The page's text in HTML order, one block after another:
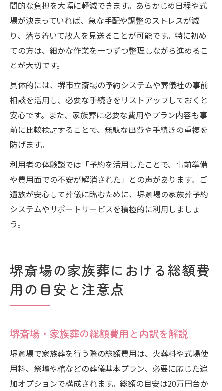
間的な負担を大幅に軽減できます。あらかじめ日程や式
場が決まっていれば、急な手配や調整のストレスが減
り、落ち着いて故人を見送ることが可能です。特に初め
ての方は、細かな作業を一つずつ整理しながら進めるこ
とが大切です。
具体的には、堺市立斎場の予約システムや葬儀社の事前
相談を活用し、必要な手続きをリストアップしておくと
安心です。また、家族葬に必要な費用やプラン内容も事
前に比較検討することで、無駄な出費や手続きの重複を
防げます。
利用者の体験談では「予約を活用したことで、事前準備
や費用面での不安が解消された」との声があります。ご
遺族が安心して葬儀に臨むために、堺斎場の家族葬予約
システムやサポートサービスを積極的に利用しましょ
う。
堺斎場の家族葬における総額費
用の目安と注意点
堺斎場・家族葬の総額費用と内訳を解説
堺斎場で家族葬を行う際の総額費用は、火葬料や式場使
用料、祭壇や棺などの葬儀基本プラン、必要に応じた追
加オプションで構成されます。総額の目安は20万円台か